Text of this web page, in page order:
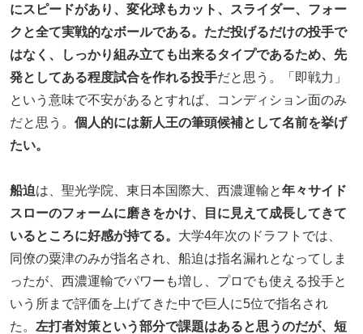
にスピードがあり、変化球もカット、スライダー、フォー
クと全て実戦的なボールである。ただ投げるだけの投手で
はなく、しっかり組み立ても出来るタイプであるため、先
発としてある程度試合を作れる投手だと思う。「即戦力」
という意味で不安があるとすれば、コンディション面のみ
だと思う。 個人的には新人王の筆頭候補として名前を挙げ
たい。
船迫は、聖光学院、東日本国際大、西濃運輸と年々サイド
スローのフォームに磨きをかけ、目に見えて成長してきて
いるところに好感が持てる。 大学4年次のドラフトでは、
同僚の粟津のみが指名され、船迫は指名漏れとなってしま
ったが、西濃運輸でパワーも増し、プロでも使える投手と
いう所まで評価を上げてきた中で巨人に5位で指名され
た。 左打者対策という部分で課題はあると思うのだが、短